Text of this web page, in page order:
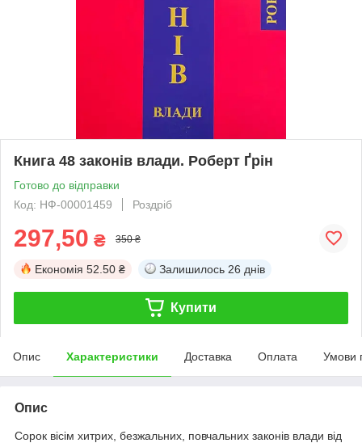
Книга 48 законів влади. Роберт Ґрін
Готово до відправки
Код: НФ-00001459
Роздріб
297,50 ₴ 350 ₴
Економія 52.50 ₴ Залишилось 26 днів
Купити
Опис Характеристики Доставка Оплата Умови
Опис
Сорок вісім хитрих, безжальних, повчальних законів влади від